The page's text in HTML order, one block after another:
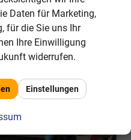
wurde komplett neu
wie den intelligenten
moderne For...
Edition
Daten für Marketing,
für die Sie uns Ihr
Ihre Einwilligung
widerrufen.
Einstellungen